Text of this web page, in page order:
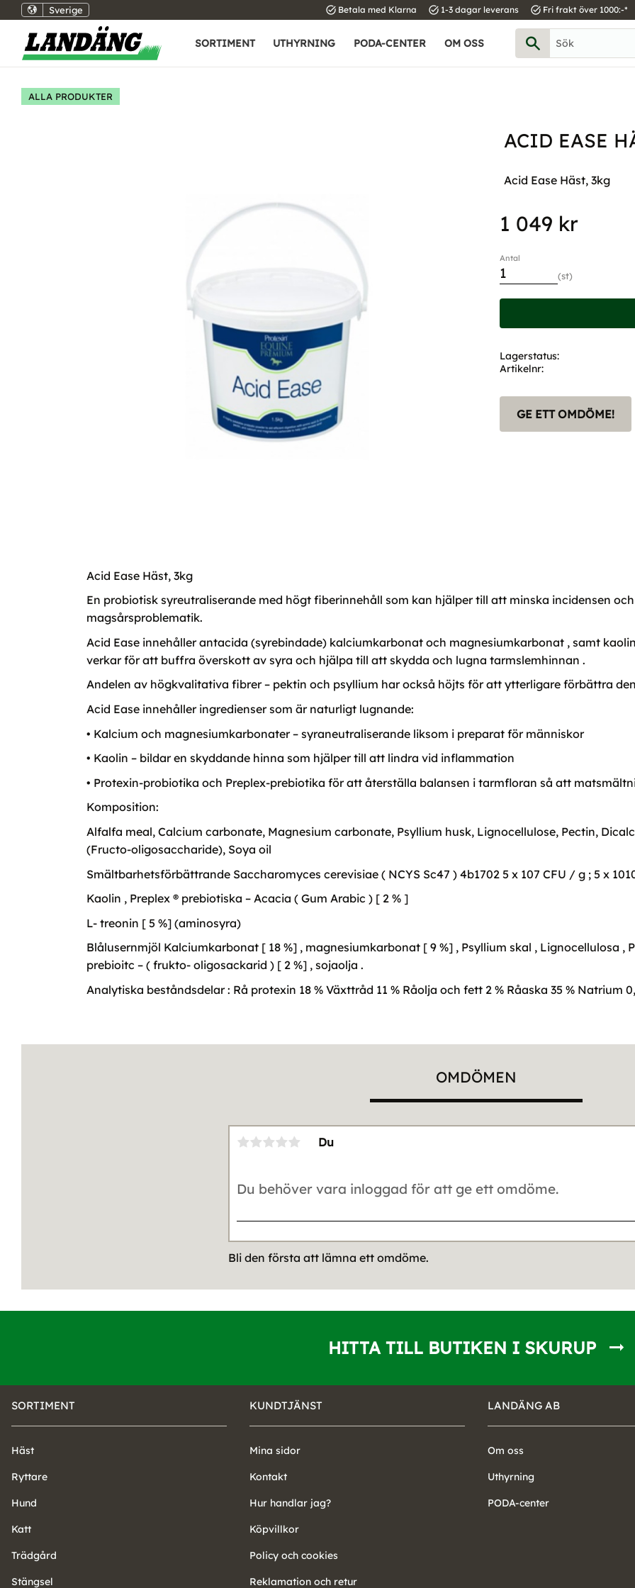
Sverige task_alt Betala med Klarna task_alt 1-3 dagar leverans task_alt Fri frakt över 1000:-*
SORTIMENT UTHYRNING PODA-CENTER OM OSS
ALLA PRODUKTER
ACID EASE
Acid Ease Häst, 3kg
1 049 kr
Antal
st
Lagerstatus
Artikelnr
GE ETT OMDÖME!
Acid Ease Häst, 3kg
En probiotisk syreutraliserande med högt fiberinnehåll som kan hjälper till att minska incidensen
magsårsproblematik.
Acid Ease innehåller antacida (syrebindade) kalciumkarbonat och magnesiumkarbonat , samt
verkar för att buffra överskott av syra och hjälpa till att skydda och lugna tarmslemhinnan .
Andelen av högkvalitativa fibrer – pektin och psyllium har också höjts för att ytterligare förbättra
Acid Ease innehåller ingredienser som är naturligt lugnande:
• Kalcium och magnesiumkarbonater – syraneutraliserande liksom i preparat för människor
• Kaolin – bildar en skyddande hinna som hjälper till att lindra vid inflammation
• Protexin-probiotika och Preplex-prebiotika för att återställa balansen i tarmfloran så att
Komposition:
Alfalfa meal, Calcium carbonate, Magnesium carbonate, Psyllium husk, Lignocellulose, Pectin,
(Fructo-oligosaccharide), Soya oil
Smältbarhetsförbättrande Saccharomyces cerevisiae ( NCYS Sc47 ) 4b1702 5 x 107 CFU / g ; 5 x
Kaolin , Preplex ® prebiotiska – Acacia ( Gum Arabic ) [ 2 % ]
L- treonin [ 5 %] (aminosyra)
Blålusernmjöl Kalciumkarbonat [ 18 %] , magnesiumkarbonat [ 9 %] , Psyllium skal , Lignocellulosa ,
prebioitc – ( frukto- oligosackarid ) [ 2 %] , sojaolja .
Analytiska beståndsdelar : Rå protexin 18 % Växttråd 11 % Råolja och fett 2 % Råaska 35 % Natrium
OMDÖMEN
Du
Bli den första att lämna ett omdöme.
HITTA TILL BUTIKEN I SKURUP
SORTIMENT
Häst
Ryttare
Hund
Katt
Trädgård
Stängsel
KUNDTJÄNST
Mina sidor
Kontakt
Hur handlar jag?
Köpvillkor
Policy och cookies
Reklamation och retur
LANDÄNG AB
Om oss
Uthyrning
PODA-center